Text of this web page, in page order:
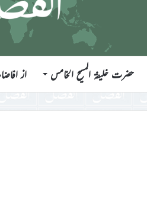
حضرت خلیفۃ المسیح الخامس از